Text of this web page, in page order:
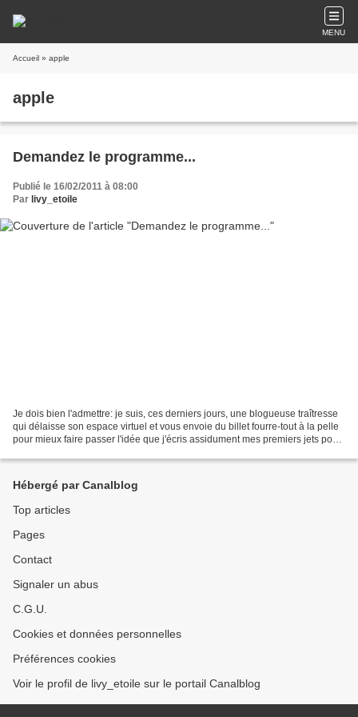
MENU
Accueil » apple
apple
Demandez le programme...
Publié le 16/02/2011 à 08:00
Par livy_etoile
Je dois bien l'admettre: je suis, ces derniers jours, une blogueuse traîtresse
qui délaisse son espace virtuel et vous envoie du billet fourre-tout à la pelle
pour mieux faire passer l'idée que j'écris assidument mes premiers jets pour
Hébergé par Canalblog
Top articles
Pages
Contact
Signaler un abus
C.G.U.
Cookies et données personnelles
Préférences cookies
Voir le profil de livy_etoile sur le portail Canalblog